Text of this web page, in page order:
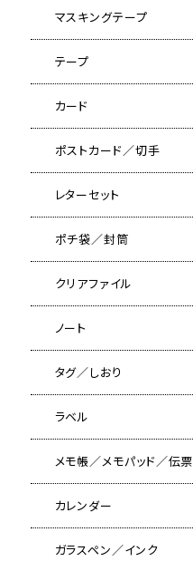
マスキングテープ
テープ
カード
ポストカード／切手
レターセット
ポチ袋／封筒
クリアファイル
ノート
タグ／しおり
ラベル
メモ帳／メモパッド／伝票
カレンダー
ガラスペン／インク